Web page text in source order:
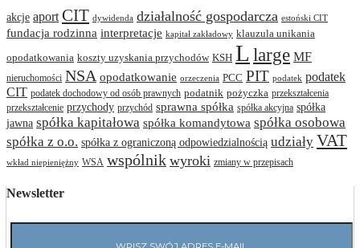
akcje aport CIT dywidenda działalność gospodarcza estoński CIT
fundacja rodzinna interpretacje kapitał zakładowy klauzula unikania
opodatkowania koszty uzyskania przychodów KSH L large MF
nieruchomości NSA opodatkowanie orzeczenia PCC PIT podatek podatek
CIT podatek dochodowy od osób prawnych podatnik pożyczka przekształcenia
przekształcenie przychody przychód sprawna spółka spółka akcyjna spółka
jawna spółka kapitałowa spółka komandytowa spółka osobowa
spółka z o.o. spółka z ograniczoną odpowiedzialnością udziały VAT
wkład niepieniężny WSA wspólnik wyroki zmiany w przepisach
Newsletter